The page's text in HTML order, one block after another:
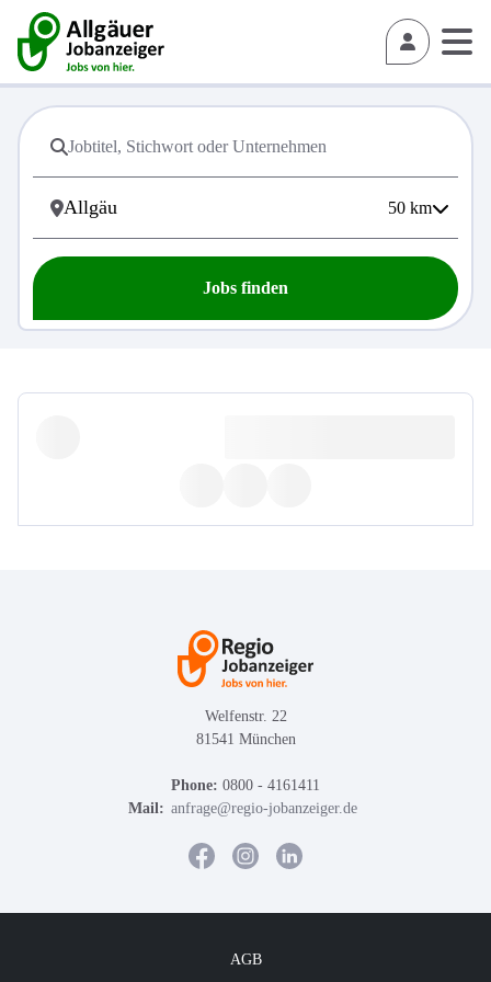
50 km
Jobs finden
Welfenstr. 22
81541 München
Phone: 0800 - 4161411
Mail: anfrage@regio-jobanzeiger.de
AGB